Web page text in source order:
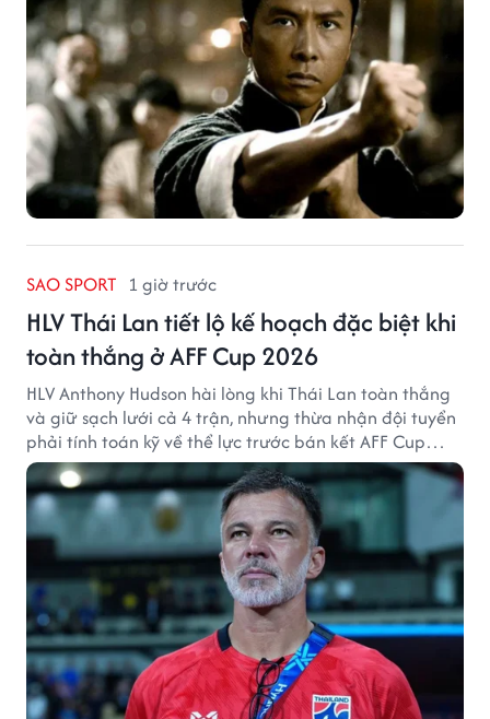
SAO SPORT 1 giờ trước
HLV Thái Lan tiết lộ kế hoạch đặc biệt khi
toàn thắng ở AFF Cup 2026
HLV Anthony Hudson hài lòng khi Thái Lan toàn thắng
và giữ sạch lưới cả 4 trận, nhưng thừa nhận đội tuyển
phải tính toán kỹ về thể lực trước bán kết AFF Cup
2026.